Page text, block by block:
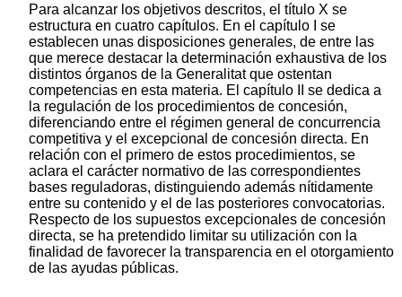
Para alcanzar los objetivos descritos, el título X se
estructura en cuatro capítulos. En el capítulo I se
establecen unas disposiciones generales, de entre las
que merece destacar la determinación exhaustiva de los
distintos órganos de la Generalitat que ostentan
competencias en esta materia. El capítulo II se dedica a
la regulación de los procedimientos de concesión,
diferenciando entre el régimen general de concurrencia
competitiva y el excepcional de concesión directa. En
relación con el primero de estos procedimientos, se
aclara el carácter normativo de las correspondientes
bases reguladoras, distinguiendo además nítidamente
entre su contenido y el de las posteriores convocatorias.
Respecto de los supuestos excepcionales de concesión
directa, se ha pretendido limitar su utilización con la
finalidad de favorecer la transparencia en el otorgamiento
de las ayudas públicas.